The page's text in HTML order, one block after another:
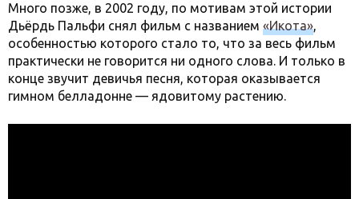
Много позже, в 2002 году, по мотивам этой истории
Дьёрдь Пальфи снял фильм с названием «Икота»,
особенностью которого стало то, что за весь фильм
практически не говорится ни одного слова. И только в
конце звучит девичья песня, которая оказывается
гимном белладонне — ядовитому растению.